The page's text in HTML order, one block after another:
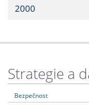
2000
Strategie a
Bezpečnost